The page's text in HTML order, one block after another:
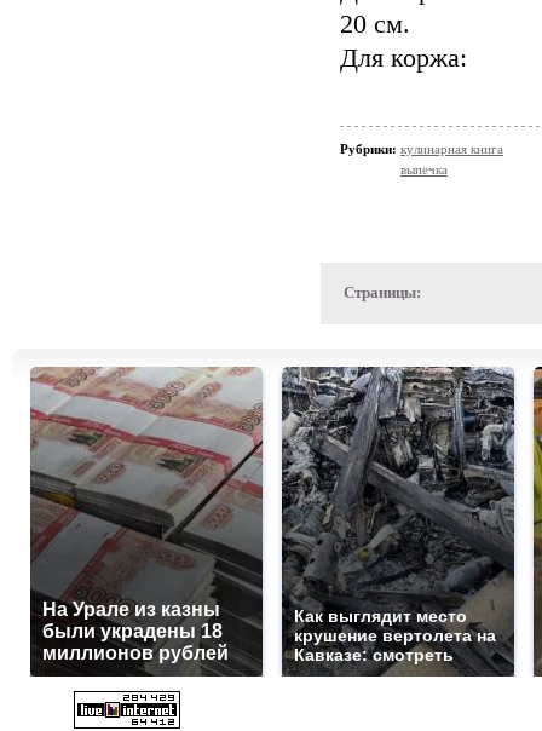
20 см.
Для коржа:
Рубрики: кулинарная книга
выпечка
Страницы:
На Урале из казны
были украдены 18
миллионов рублей
Как выглядит место
крушение вертолета на
Кавказе: смотреть